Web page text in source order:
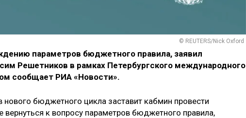
© REUTERS/Nick Oxford
параметров бюджетного правила, заявил
Решетников в рамках Петербургского международного
сообщает РИА «Новости».
бюджетного цикла заставит кабмин провести
вернуться к вопросу параметров бюджетного правила,